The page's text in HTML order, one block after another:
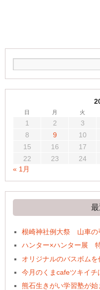
日 月 火
1 2 3
8
9 10
15
16 17
22
23 24
« 1月
根崎神社例大祭 山車の
ハンター×ハンター展
オリジナルのバスボムを
今月のくまcafeツキイ
熊石生きがい学習塾が始